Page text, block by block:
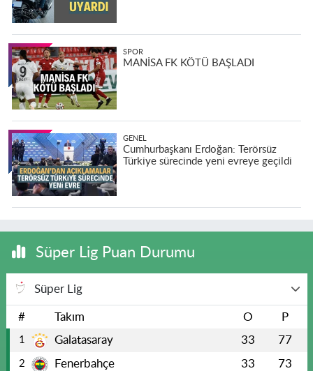
SPOR
MANİSA FK KÖTÜ BAŞLADI
GENEL
Cumhurbaşkanı Erdoğan: Terörsüz
Türkiye sürecinde yeni evreye geçildi
Süper Lig Puan Durumu
Süper Lig
# Takım O P
1 Galatasaray 33 77
2 Fenerbahçe 33 73